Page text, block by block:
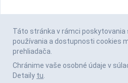
Táto stránka v rámci poskytovania
používania a dostupnosti cookies
prehliadača.
Chránime vaše osobné údaje v
Detaily tu.